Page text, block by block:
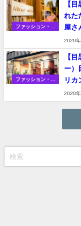
ファッション・家
【
れた
屋さ
2020
ファッション・家
【
ー）
リカ
2020